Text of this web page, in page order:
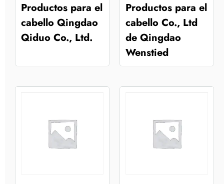
Productos para el
cabello Qingdao
Qiduo Co., Ltd.
Productos para el
cabello Co., Ltd
de Qingdao
Wenstied